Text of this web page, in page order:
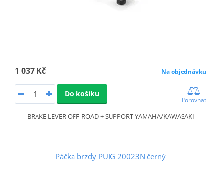
1 037 Kč Na objednávku
Do košíku
Porovnat
BRAKE LEVER OFF-ROAD + SUPPORT YAMAHA/KAWASAKI
Páčka brzdy PUIG 20023N černý